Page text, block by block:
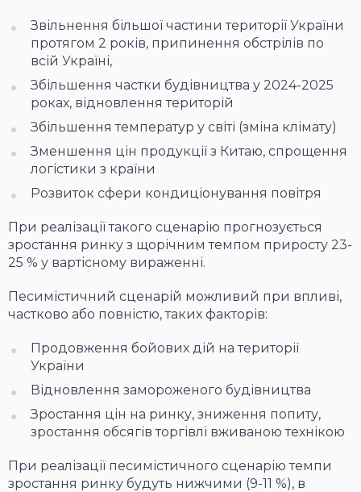
Звільнення більшої частини території України
протягом 2 років, припинення обстрілів по
всій Україні,
Збільшення частки будівництва у 2024-2025
роках, відновлення територій
Збільшення температур у світі (зміна клімату)
Зменшення цін продукції з Китаю, спрощення
логістики з країни
Розвиток сфери кондиціонування повітря
При реалізації такого сценарію прогнозується
зростання ринку з щорічним темпом приросту 23-
25 % у вартісному вираженні.
Песимістичний сценарій можливий при впливі,
частково або повністю, таких факторів:
Продовження бойових дій на території
України
Відновлення замороженого будівництва
Зростання цін на ринку, зниження попиту,
зростання обсягів торгівлі вживаною технікою
При реалізації песимістичного сценарію темпи
зростання ринку будуть нижчими (9-11 %), в